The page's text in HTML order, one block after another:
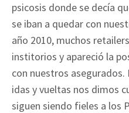
psicosis donde se decía
se iban a quedar con
año 2010, muchos
institorios y apareció la
con nuestros
idas y vueltas nos dimos
siguen siendo fieles a los